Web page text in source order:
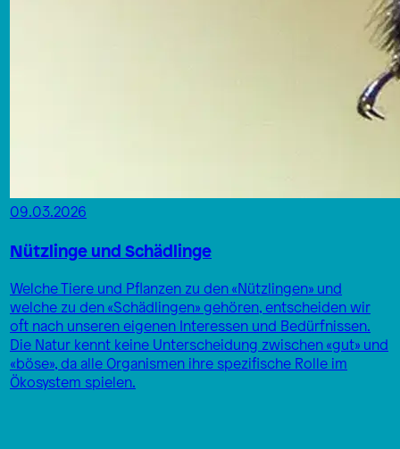
09.03.2026
Nützlinge und Schädlinge
Welche Tiere und Pflanzen zu den «Nützlingen» und
welche zu den «Schädlingen» gehören, entscheiden wir
oft nach unseren eigenen Interessen und Bedürfnissen.
Die Natur kennt keine Unterscheidung zwischen «gut» und
«böse», da alle Organismen ihre spezifische Rolle im
Ökosystem spielen.